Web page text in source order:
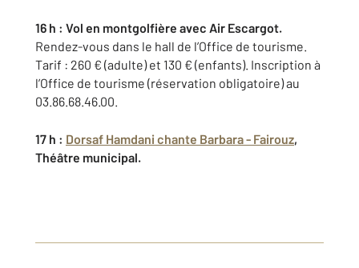
16 h : Vol en montgolfière avec Air Escargot.
Rendez-vous dans le hall de l’Office de tourisme.
Tarif : 260 € (adulte) et 130 € (enfants). Inscription à
l’Office de tourisme (réservation obligatoire) au
03.86.68.46.00.
17 h : Dorsaf Hamdani chante Barbara - Fairouz,
Théâtre municipal.